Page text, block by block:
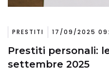
PRESTITI 17/09/2025
Prestiti personali:
settembre 2025